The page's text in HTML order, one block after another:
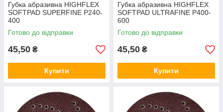
Губка абразивна HIGHFLEX
SOFTPAD SUPERFINE P240-
400
Готово до відправки
45,50 ₴
Купити
Губка абразивна HIGHFLEX
SOFTPAD ULTRAFINE P400-
600
Готово до відправки
45,50 ₴
Купити